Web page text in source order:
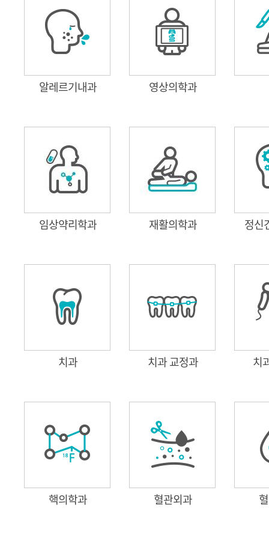
알레르기내과 영상의학과
임상약리학과 재활의학과 정신
치과 치과 교정과 치
핵의학과 혈관외과